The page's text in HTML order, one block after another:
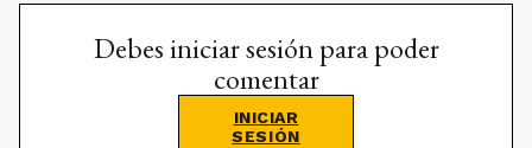
Debes iniciar sesión para poder
comentar
INICIAR
SESIÓN